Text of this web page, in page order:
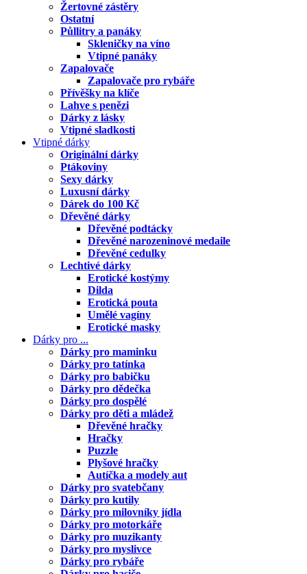
Žertovné zástěry
Ostatní
Půllitry a panáky
Skleničky na víno
Vtipné panáky
Zapalovače
Zapalovače pro rybáře
Přívěšky na klíče
Lahve s penězi
Dárky z lásky
Vtipné sladkosti
Vtipné dárky
Originální dárky
Ptákoviny
Sexy dárky
Luxusní dárky
Dárek do 100 Kč
Dřevěné dárky
Dřevěné podtácky
Dřevěné narozeninové medaile
Dřevěné cedulky
Lechtivé dárky
Erotické kostýmy
Dilda
Erotická pouta
Umělé vagíny
Erotické masky
Dárky pro ...
Dárky pro maminku
Dárky pro tatínka
Dárky pro babičku
Dárky pro dědečka
Dárky pro dospělé
Dárky pro děti a mládež
Dřevěné hračky
Hračky
Puzzle
Plyšové hračky
Autíčka a modely aut
Dárky pro svatebčany
Dárky pro kutily
Dárky pro milovníky jídla
Dárky pro motorkáře
Dárky pro muzikanty
Dárky pro myslivce
Dárky pro rybáře